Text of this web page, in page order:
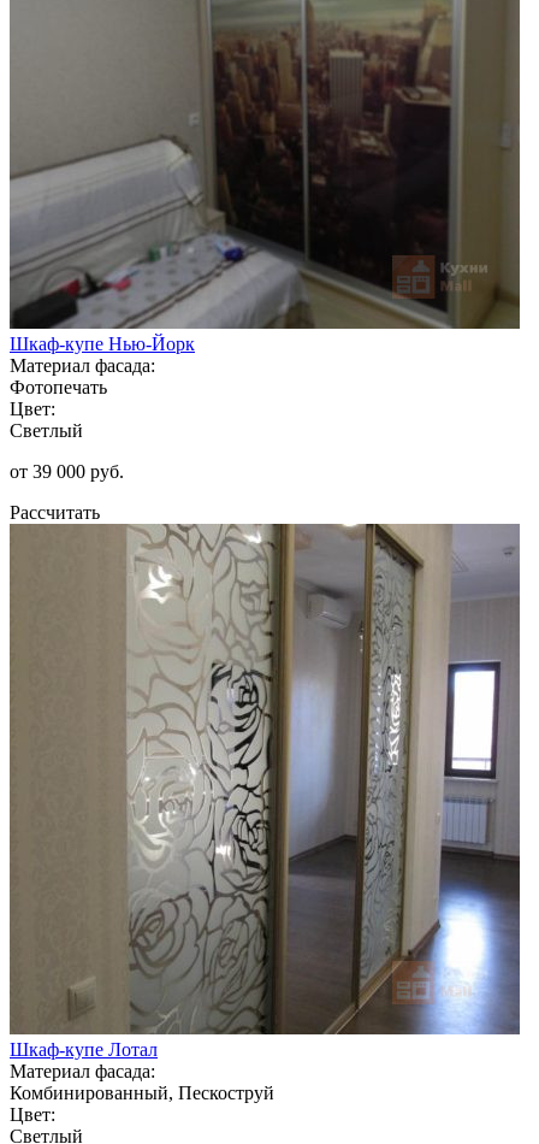
Шкаф-купе Нью-Йорк
Материал фасада:
Фотопечать
Цвет:
Светлый
от 39 000 руб.
Рассчитать
Шкаф-купе Лотал
Материал фасада:
Комбинированный, Пескоструй
Цвет:
Светлый